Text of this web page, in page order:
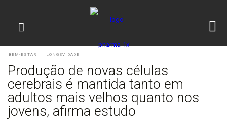
BEM-ESTAR LONGEVIDADE
Produção de novas células
cerebrais é mantida tanto em
adultos mais velhos quanto nos
jovens, afirma estudo